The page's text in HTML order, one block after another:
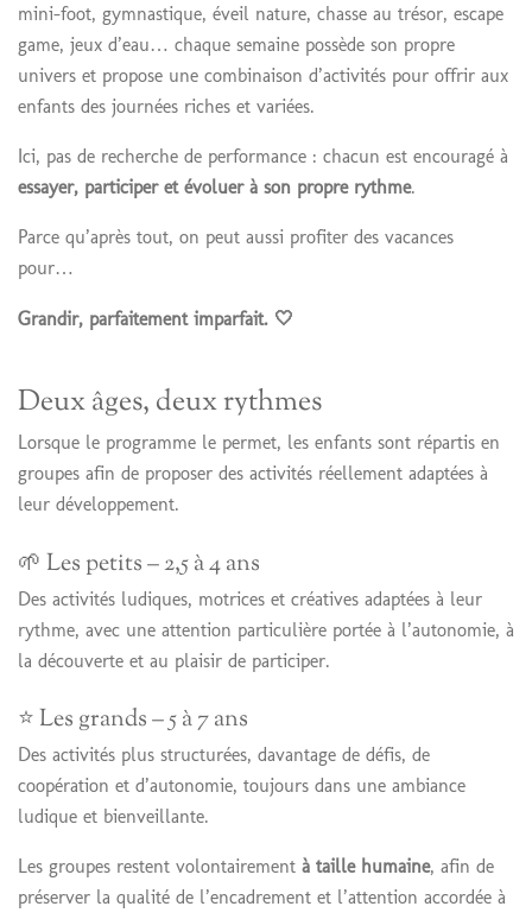
mini-foot, gymnastique, éveil nature, chasse au trésor, escape
game, jeux d’eau… chaque semaine possède son propre
univers et propose une combinaison d’activités pour offrir aux
enfants des journées riches et variées.
Ici, pas de recherche de performance : chacun est encouragé à
essayer, participer et évoluer à son propre rythme.
Parce qu’après tout, on peut aussi profiter des vacances
pour…
Grandir, parfaitement imparfait. 🤍
Deux âges, deux rythmes
Lorsque le programme le permet, les enfants sont répartis en
groupes afin de proposer des activités réellement adaptées à
leur développement.
🌱 Les petits – 2,5 à 4 ans
Des activités ludiques, motrices et créatives adaptées à leur
rythme, avec une attention particulière portée à l’autonomie, à
la découverte et au plaisir de participer.
⭐ Les grands – 5 à 7 ans
Des activités plus structurées, davantage de défis, de
coopération et d’autonomie, toujours dans une ambiance
ludique et bienveillante.
Les groupes restent volontairement à taille humaine, afin de
préserver la qualité de l’encadrement et l’attention accordée à